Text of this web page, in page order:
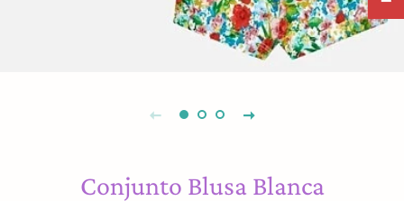
Conjunto Blusa Blanca